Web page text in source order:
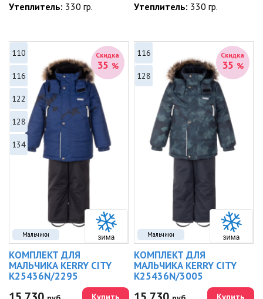
Утеплитель: 330 гр. Утеплитель: 330 гр.
Мальчики
Скидка
35 %
110
116
122
128
134
КОМПЛЕКТ ДЛЯ
МАЛЬЧИКА KERRY CITY
K25436N/2295
Купить
Мальчики
Скидка
35 %
116
128
КОМПЛЕКТ ДЛЯ
МАЛЬЧИКА KERRY CITY
K25436N/3005
Купить